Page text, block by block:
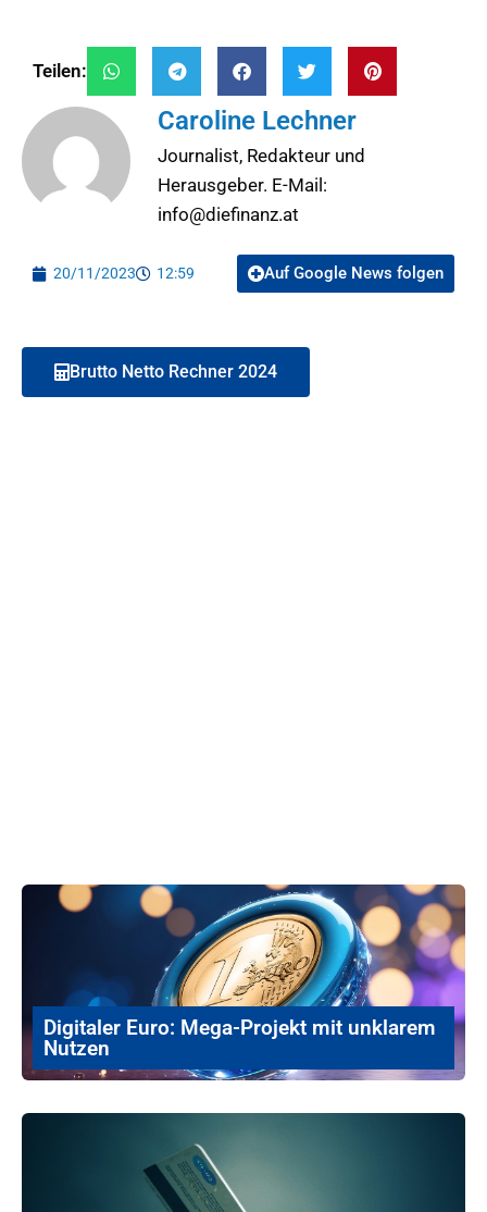
Teilen:
Caroline Lechner
Journalist, Redakteur und
Herausgeber. E-Mail:
info@diefinanz.at
20/11/2023 12:59 Auf Google News folgen
Brutto Netto Rechner 2024
Digitaler Euro: Mega-Projekt mit unklarem
Nutzen